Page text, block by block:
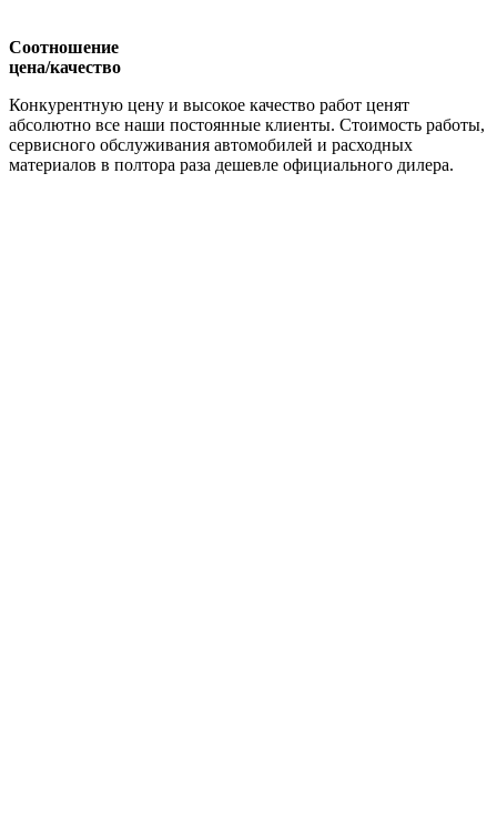
Соотношение
цена/качество
Конкурентную цену и высокое качество работ ценят
абсолютно все наши постоянные клиенты. Стоимость работы,
сервисного обслуживания автомобилей и расходных
материалов в полтора раза дешевле официального дилера.